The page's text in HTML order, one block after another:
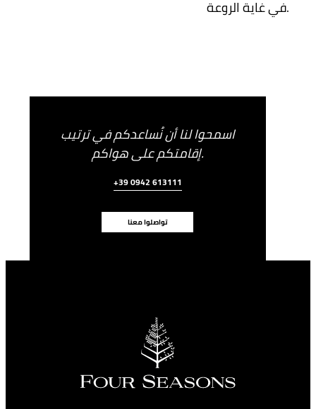
في غاية الروعة.
اسمحوا لنا أن نُساعدكم في ترتيب
إقامتكم على هواكم.
+39 0942 613111
تواصلوا معنا